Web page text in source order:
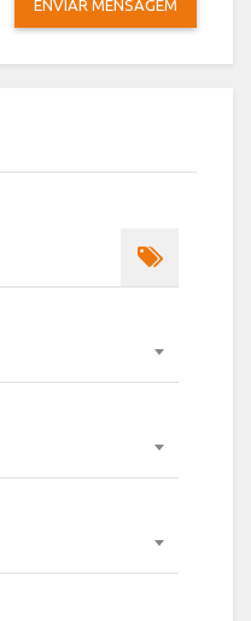
ENVIAR MENSAGEM